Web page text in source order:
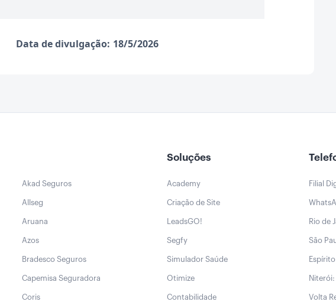
Data de divulgação: 18/5/2026
Akad Seguros
Allseg
Aruana
Azos
Bradesco Seguros
Capemisa Seguradora
Coris
Soluções
Academy
Criação de Site
LeadsGO!
Segfy
Simulador Saúde
Otimize
Contabilidade
Filial
Rio de
São
Niterói:
Volta